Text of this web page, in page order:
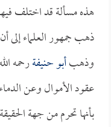
هذه مسألة قد اختلف
ذهب جمهور العلماء إلى
وذهبأبو حنيفةرحمه
عقود الأموال وعن
بأنها تحرم من جهة